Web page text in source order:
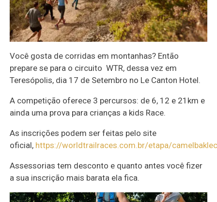
Você gosta de corridas em montanhas? Então
prepare se para o circuito WTR, dessa vez em
Teresópolis, dia 17 de Setembro no Le Canton Hotel.
A competição oferece 3 percursos: de 6, 12 e 21km e
ainda uma prova para crianças a kids Race.
As inscrições podem ser feitas pelo site
oficial, https://worldtrailraces.com.br/etapa/
Assessorias tem desconto e quanto antes você fizer
a sua inscrição mais barata ela fica.